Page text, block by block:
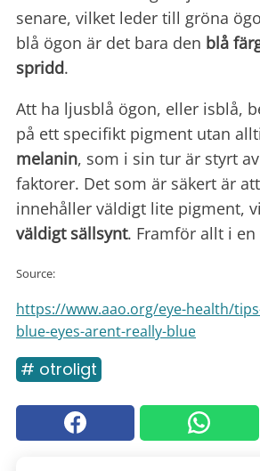
senare, vilket leder till gröna
blå ögon är det bara den blå
spridd.
Att ha ljusblå ögon, eller isblå,
på ett specifikt pigment utan
melanin, som i sin tur är styrt
faktorer. Det som är säkert är
innehåller väldigt lite pigment,
väldigt sällsynt. Framför allt i
Source:
https://www.aao.org/eye-health/
blue-eyes-arent-really-blue
# otroligt